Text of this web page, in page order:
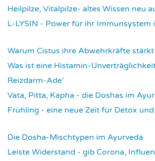
Heilpilze, Vitalpilze- altes Wissen neu
L-LYSIN - Power für ihr Immunsystem
Warum Cistus ihre Abwehrkräfte stärkt
Was ist eine Histamin-
Reizdarm-Ade’
Vata, Pitta, Kapha - die Doshas im
Frühling - eine neue Zeit für Detox
Die Dosha-Mischtypen im Ayurveda
Leiste Widerstand - gib Corona,